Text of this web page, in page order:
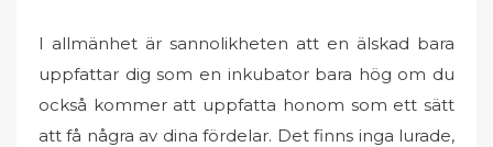
I allmänhet är sannolikheten att en älskad bara
uppfattar dig som en inkubator bara hög om du
också kommer att uppfatta honom som ett sätt
att få några av dina fördelar. Det finns inga lurade,